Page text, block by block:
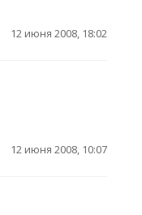
12 июня 2008, 18:02
12 июня 2008, 10:07